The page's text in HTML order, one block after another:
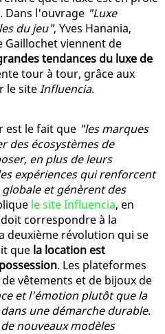
Dans l'ouvrage "Luxe
du jeu", Yves Hanania,
Gaillochet viennent de
tendances du luxe de
tour à tour, grâce aux
le siteInfluencia.
est le fait que "les marques
des écosystèmes de
en plus de leurs
expériences qui renforcent
et génèrent des
le site Influencia, en
correspondre à la
deuxième révolution qui se
que la location est
. Les plateformes
vêtements et de bijoux de
et l’émotion plutôt que la
une démarche durable.
nouveaux modèles